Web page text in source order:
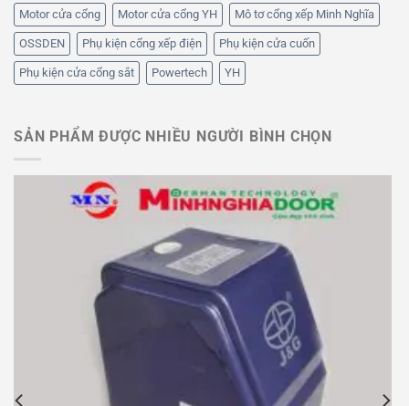
Motor cửa cổng Motor cửa cổng YH Mô tơ cổng xếp Minh Nghĩa
OSSDEN Phụ kiện cổng xếp điện Phụ kiện cửa cuốn
Phụ kiện cửa cổng sắt Powertech YH
SẢN PHẨM ĐƯỢC NHIỀU NGƯỜI BÌNH CHỌN